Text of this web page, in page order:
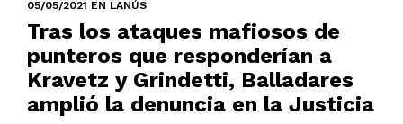
05/05/2021 EN LANÚS
Tras los ataques mafiosos de
punteros que responderían a
Kravetz y Grindetti, Balladares
amplió la denuncia en la Justicia